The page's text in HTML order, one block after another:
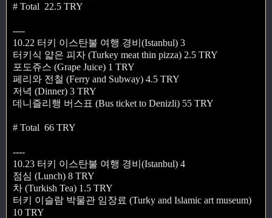
# Total 22.5 TRY
----
10.22 터키 이스탄불 여행 경비(Istanbul) 3
터키식 얇은 피자 (Turkey meat thin pizza) 2.5 TRY
포도쥬스 (Grape Juice) 1 TRY
페리와 전철 (Ferry and Subway) 4.5 TRY
저녁 (Dinner) 3 TRY
데니즐리행 버스표 (Bus ticket to Denizli) 55 TRY
# Total 66 TRY
----
10.23 터키 이스탄불 여행 경비(Istanbul) 4
점심 (Lunch) 8 TRY
차 (Turkish Tea) 1.5 TRY
터키 이슬람 박물관 임장료 (Turky and Islamic art museum)
10 TRY